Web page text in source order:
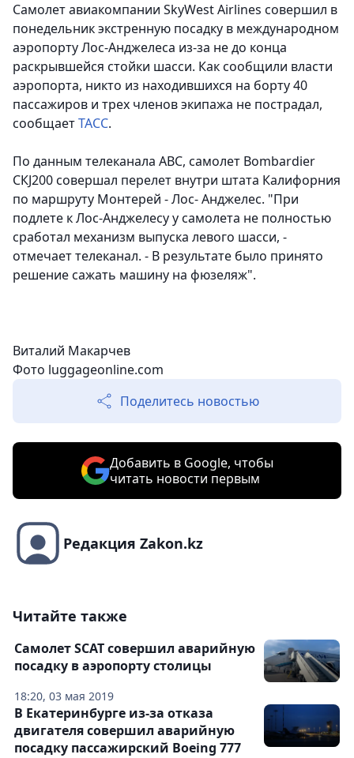
Самолет авиакомпании SkyWest Airlines совершил в
понедельник экстренную посадку в международном
аэропорту Лос-Анджелеса из-за не до конца
раскрывшейся стойки шасси. Как сообщили власти
аэропорта, никто из находившихся на борту 40
пассажиров и трех членов экипажа не пострадал,
сообщаетТАСС.
По данным телеканала ABC, самолет Bombardier
СКJ200 совершал перелет внутри штата Калифорния
по маршруту Монтерей - Лос- Анджелес. "При
подлете к Лос-Анджелесу у самолета не полностью
сработал механизм выпуска левого шасси, -
отмечает телеканал. - В результате было принято
решение сажать машину на фюзеляж".
Виталий Макарчев
Фото luggageonline.com
Поделитесь новостью
Добавить в Google, чтобы
читать новости первым
Редакция Zakon.kz
Читайте также
18:20, 03 мая 2019
Самолет SCAT совершил аварийную
посадку в аэропорту столицы
В Екатеринбурге из-за отказа
двигателя совершил аварийную
посадку пассажирский Boeing 777